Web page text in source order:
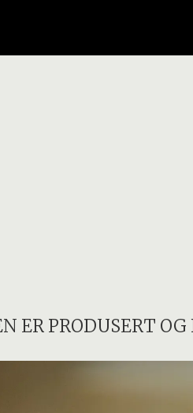
ER PRODUSERT